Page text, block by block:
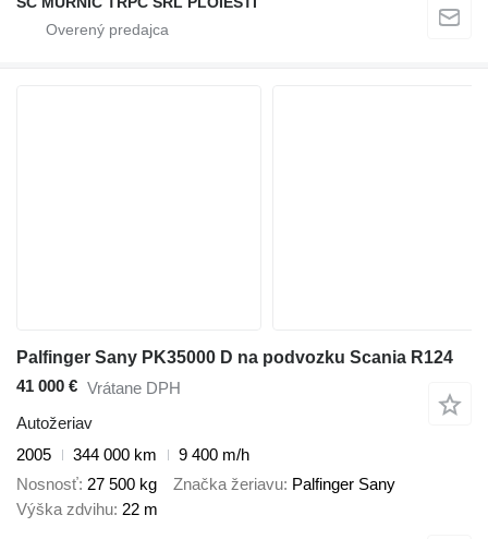
Palfinger Sany PK35000 D na podvozku Scania R124
41 000 € Vrátane DPH
Autožeriav
2005
344 000 km
9 400 m/h
Nosnosť 27 500 kg Značka žeriavu Palfinger Sany
Výška zdvihu 22 m